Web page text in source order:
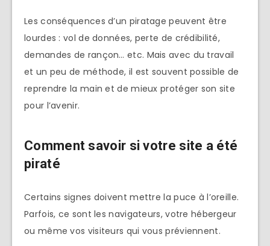
Les conséquences d’un piratage peuvent être
lourdes : vol de données, perte de crédibilité,
demandes de rançon… etc. Mais avec du travail
et un peu de méthode, il est souvent possible de
reprendre la main et de mieux protéger son site
pour l’avenir.
Comment savoir si votre site a été
piraté
Certains signes doivent mettre la puce à l’oreille.
Parfois, ce sont les navigateurs, votre hébergeur
ou même vos visiteurs qui vous préviennent.